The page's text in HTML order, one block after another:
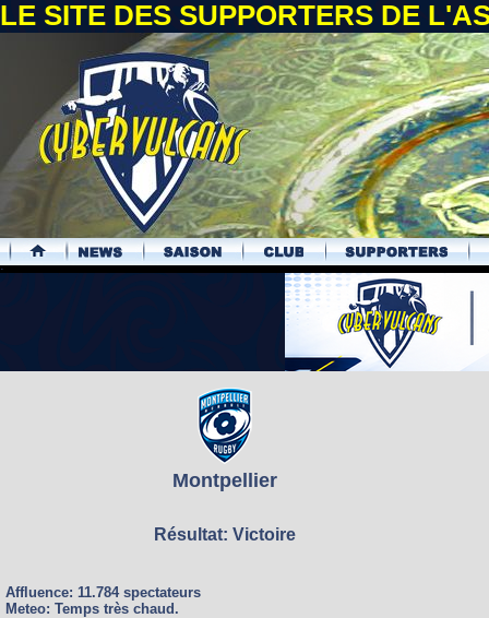
LE SITE DES SUPPORTERS DE
.
Montpellier
Résultat: Victoire
Affluence: 11.784 spectateurs
Meteo: Temps très chaud.